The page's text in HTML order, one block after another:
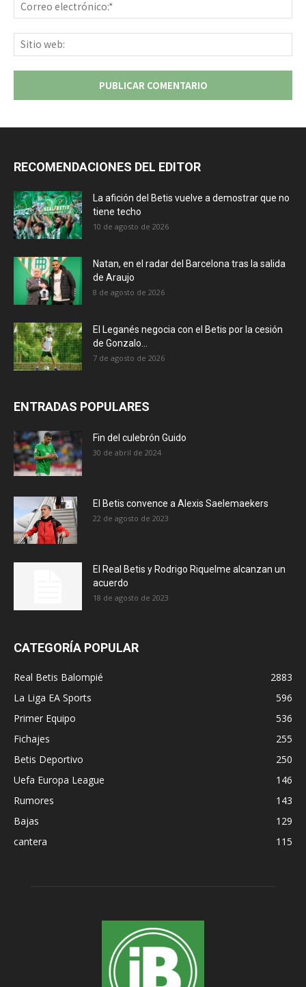
RECOMENDACIONES DEL EDITOR
La afición del Betis vuelve a demostrar que no
tiene techo
10 de agosto de 2026
Natan, en el radar del Barcelona tras la salida
de Araujo
8 de agosto de 2026
El Leganés negocia con el Betis por la cesión
de Gonzalo...
7 de agosto de 2026
ENTRADAS POPULARES
Fin del culebrón Guido
30 de abril de 2024
El Betis convence a Alexis Saelemaekers
22 de agosto de 2023
El Real Betis y Rodrigo Riquelme alcanzan un
acuerdo
18 de agosto de 2023
CATEGORÍA POPULAR
Real Betis Balompié
2883
La Liga EA Sports
596
Primer Equipo
536
Fichajes
255
Betis Deportivo
250
Uefa Europa League
146
Rumores
143
Bajas
129
cantera
115